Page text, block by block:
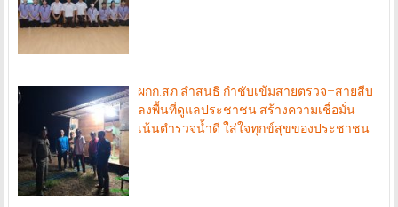
ผกก.สภ.ลำสนธิ กำชับเข้มสายตรวจ–สายสืบ
ลงพื้นที่ดูแลประชาชน สร้างความเชื่อมั่น
เน้นตำรวจน้ำดี ใส่ใจทุกข์สุขของประชาชน